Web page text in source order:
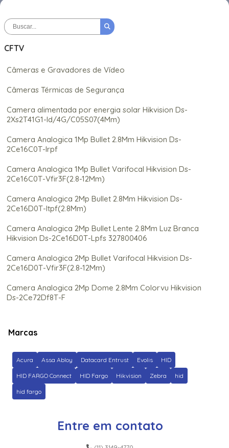
CFTV
Câmeras e Gravadores de Vídeo
Câmeras Térmicas de Segurança
Camera alimentada por energia solar Hikvision Ds-
2Xs2T41G1-Id/4G/C05S07(4Mm)
Camera Analogica 1Mp Bullet 2.8Mm Hikvision Ds-
2Ce16C0T-Irpf
Camera Analogica 1Mp Bullet Varifocal Hikvision Ds-
2Ce16C0T-Vfir3F(2.8-12Mm)
Camera Analogica 2Mp Bullet 2.8Mm Hikvision Ds-
2Ce16D0T-Itpf(2.8Mm)
Camera Analogica 2Mp Bullet Lente 2.8Mm Luz Branca
Hikvision Ds-2Ce16D0T-Lpfs 327800406
Camera Analogica 2Mp Bullet Varifocal Hikvision Ds-
2Ce16D0T-Vfir3F(2.8-12Mm)
Camera Analogica 2Mp Dome 2.8Mm Colorvu Hikvision
Ds-2Ce72Df8T-F
2Ce70Df0T-Pf (2.8Mm) 300614736
Itpf(2.8Mm)
Camera Analogica 3K Colorvu Hikvision Ds-2Ce10Kf0T-
Pfs(2.8Mm))
Marcas
Acura Assa Abloy Datacard Entrust Evolis HID
HID FARGO Connect HID Fargo Hikvision Zebra hid
hid fargo
Entre em contato